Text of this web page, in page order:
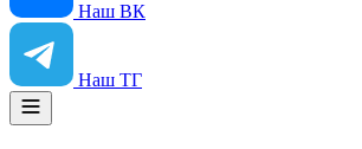
Наш ВК
Наш ТГ